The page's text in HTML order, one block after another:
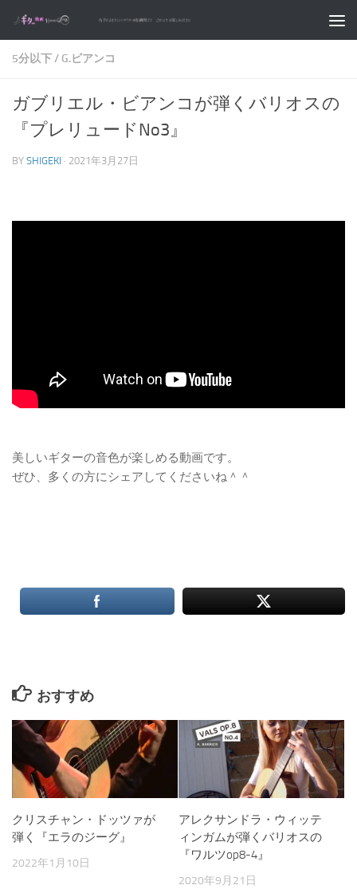
コンテンツへスキップ
5分以下/ G.ビアンコ
ガブリエル・ビアンコが弾くバリオスの
『プレリュードNo3』
BY SHIGEKI · 2021年3月27日
美しいギターの音色が楽しめる動画です。
ぜひ、多くの方にシェアしてくださいね＾＾
おすすめ
クリスチャン・ドッツァが
弾く『エラのジーグ』
2022年1月10日
アレクサンドラ・ウィッテ
ィンガムが弾くバリオスの
『ワルツop8-4』
2020年9月21日